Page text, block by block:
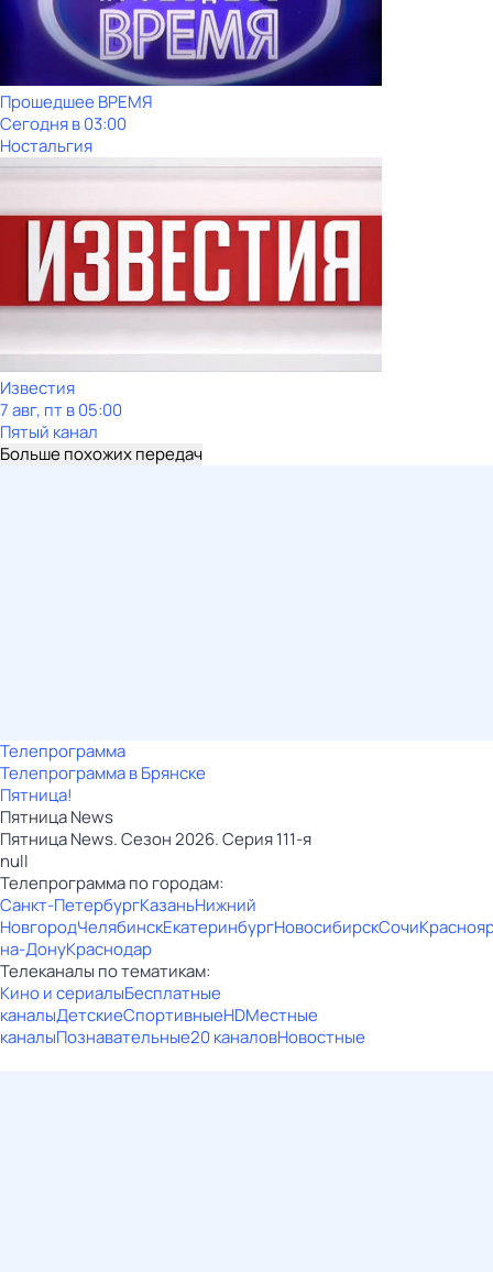
Прошедшее ВРЕМЯ
Сегодня в 03:00
Ностальгия
Известия
7 авг, пт в 05:00
Пятый канал
Больше похожих передач
Телепрограмма
Телепрограмма в Брянске
Пятница!
Пятница News
Пятница News. Сезон 2026. Серия 111-я
null
Телепрограмма по городам:
Санкт-ПетербургКазаньНижний
НовгородЧелябинскЕкатеринбургНовосибирскСочи
на-ДонуКраснодар
Телеканалы по тематикам:
Кино и сериалыБесплатные
каналыДетскиеСпортивныеHDМестные
каналыПознавательные20 каналовНовостные